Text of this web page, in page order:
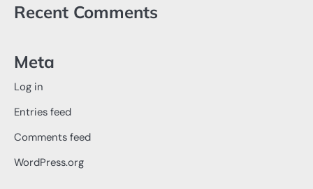
Recent Comments
Meta
Log in
Entries feed
Comments feed
WordPress.org